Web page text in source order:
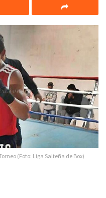
(Foto: Liga Salteña de Box)